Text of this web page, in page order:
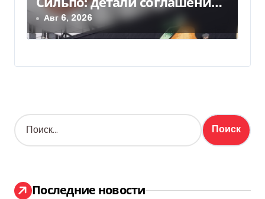
Ощадбанком
Авг 6, 2026
Н
а
:
Последние новости